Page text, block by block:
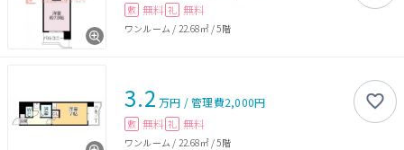
敷 無料 礼 無料
ワンルーム / 22.68㎡/5階
3.2 万円 /管理費2,000円
敷 無料 礼 無料
ワンルーム / 22.68㎡/5階